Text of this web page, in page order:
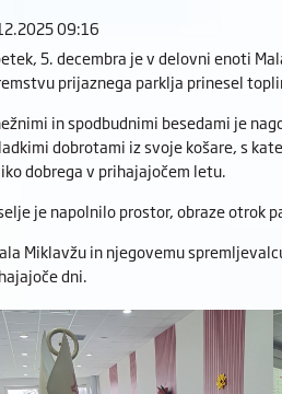
09:16
5. decembra je v delovni enoti
prijaznega parklja prinesel
in spodbudnimi besedami je
dobrotami iz svoje košare, s
dobrega v prihajajočem letu.
je napolnilo prostor, obraze otrok
Miklavžu in njegovemu
dni.